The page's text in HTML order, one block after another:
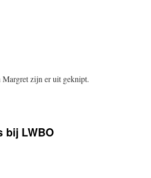
zijn er uit geknipt.
bij LWBO